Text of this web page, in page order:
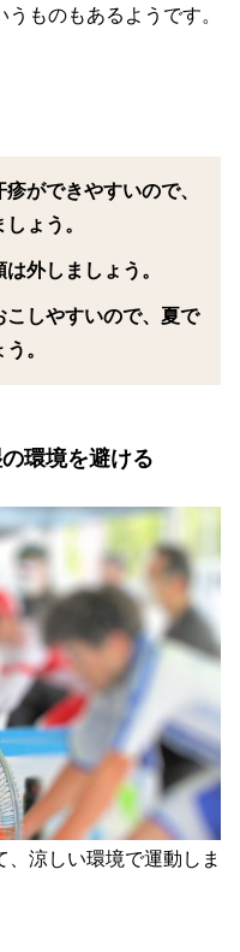
ものもあるようです。
ができやすいので、
ょう。
外しましょう。
しやすいので、夏で
。
環境を避ける
涼しい環境で運動しま